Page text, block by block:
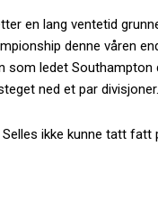
en lang ventetid
denne våren
som ledet Southampton
ned et par divisjoner.
ikke kunne tatt fatt